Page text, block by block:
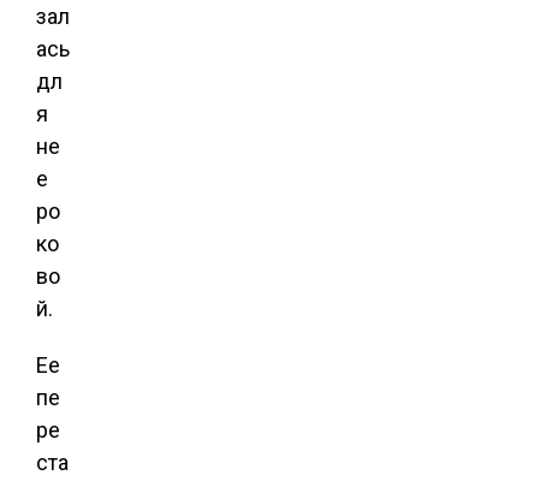
зал
ась
дл
я
не
е
ро
ко
во
й.
Ее
пе
ре
ста